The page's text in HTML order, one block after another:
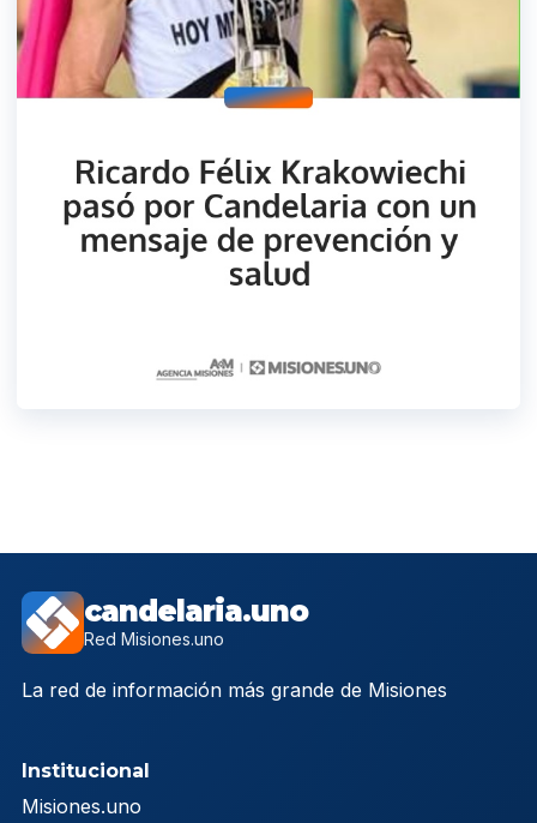
candelaria.uno
Red Misiones.uno
La red de información más grande de Misiones
Institucional
Misiones.uno